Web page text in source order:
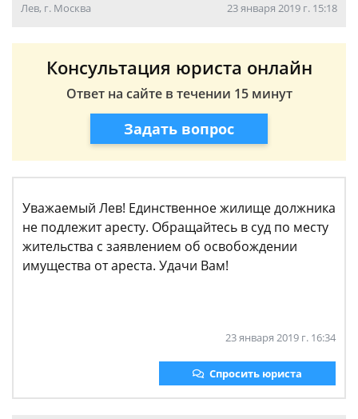
Лев, г. Москва 23 января 2019 г. 15:18
Консультация юриста онлайн
Ответ на сайте в течении 15 минут
Задать вопрос
Уважаемый Лев! Единственное жилище должника
не подлежит аресту. Обращайтесь в суд по месту
жительства с заявлением об освобождении
имущества от ареста. Удачи Вам!
23 января 2019 г. 16:34
Спросить юриста